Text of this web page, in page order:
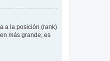
a la posición (rank)
más grande, es